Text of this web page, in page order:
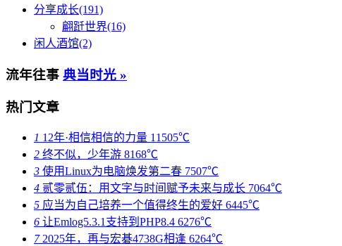
分享成长(191)
翩跹世界(16)
闲人酒馆(2)
流年往事 典当时光 »
热门文章
1 12年·相信相信的力量 11505℃
2 终不似，少年游 8168℃
3 使用Linux为电脑焕发第二春 7507℃
4 贰零贰伍：用文字与时间赋予未来与成长 7064℃
5 应当为自己培养一个值得终生的爱好 6445℃
6 让Emlog5.3.1支持到PHP8.4 6276℃
72025年，再与宏碁4738G相逢 6264℃